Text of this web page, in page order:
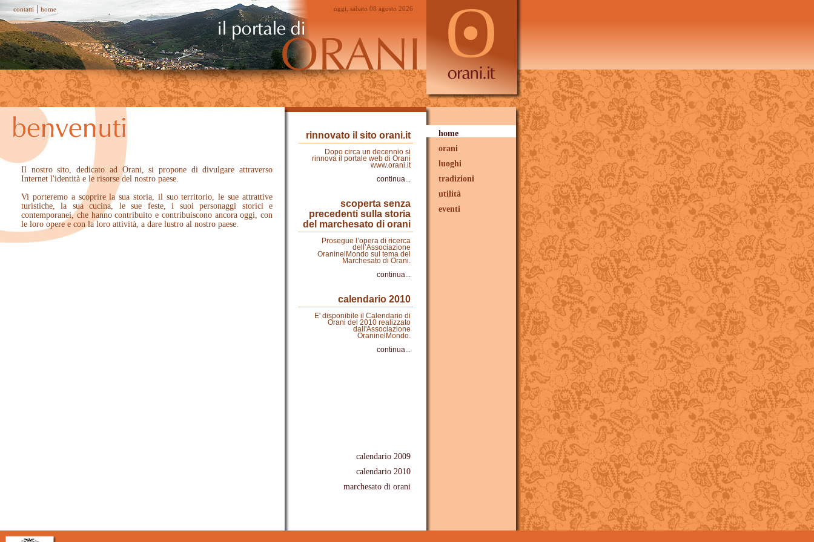
contatti | home oggi, sabato 08 agosto 2026
Il nostro sito, dedicato ad Orani, si propone di divulgare attraverso
Internet l'identità e le risorse del nostro paese.
Vi porteremo a scoprire la sua storia, il suo territorio, le sue attrattive
turistiche, la sua cucina, le sue feste, i suoi personaggi storici e
contemporanei, che hanno contribuito e contribuiscono ancora oggi, con
le loro opere e con la loro attività, a dare lustro al nostro paese.
rinnovato il sito orani.it
Dopo circa un decennio si
rinnova il portale web di Orani
www.orani.it
continua...
scoperta senza
precedenti sulla storia
del marchesato di orani
Prosegue l’opera di ricerca
dell’Associazione
OraninelMondo sul tema del
Marchesato di Orani.
continua...
calendario 2010
E' disponibile il Calendario di
Orani del 2010 realizzato
dall'Associazione
OraninelMondo.
continua...
calendario 2009
calendario 2010
marchesato di orani
home
orani
luoghi
tradizioni
utilità
eventi